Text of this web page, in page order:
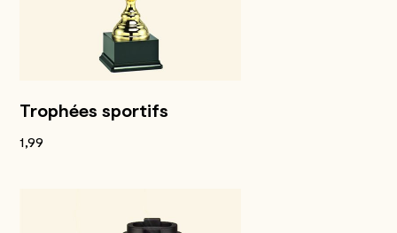
Trophées sportifs
1,99